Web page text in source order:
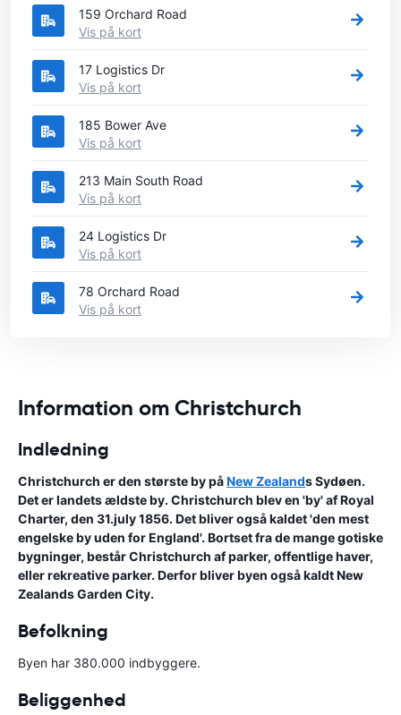
159 Orchard Road
Vis på kort
17 Logistics Dr
Vis på kort
185 Bower Ave
Vis på kort
213 Main South Road
Vis på kort
24 Logistics Dr
Vis på kort
78 Orchard Road
Vis på kort
Information om Christchurch
Indledning
Christchurch er den største by påNew Zealands Sydøen.
Det er landets ældste by. Christchurch blev en 'by' af Royal
Charter, den 31.july 1856. Det bliver også kaldet 'den mest
engelske by uden for England'. Bortset fra de mange gotiske
bygninger, består Christchurch af parker, offentlige haver,
eller rekreative parker. Derfor bliver byen også kaldt New
Zealands Garden City.
Befolkning
Byen har 380.000 indbyggere.
Beliggenhed